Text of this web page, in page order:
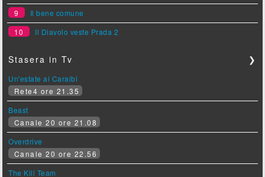
9
Il bene comune
10
Il Diavolo veste Prada 2
Stasera in Tv ❯
Un'estate ai Caraibi
Rete4 ore 21.35
Beast
Canale 20 ore 21.08
Overdrive
Canale 20 ore 22.56
The Kill Team